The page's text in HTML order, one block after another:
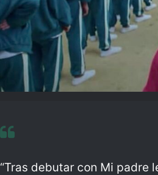
“Tras debutar con Mi padre